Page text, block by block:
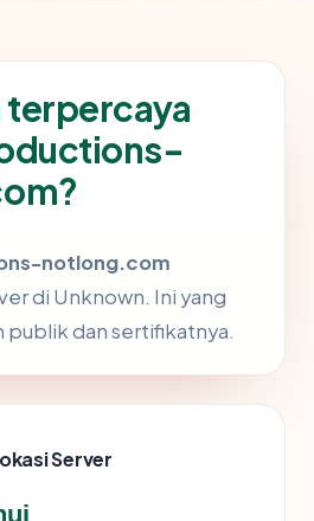
terpercaya
notlong.com
di Unknown. Ini yang
publik dan sertifikatnya.
Server